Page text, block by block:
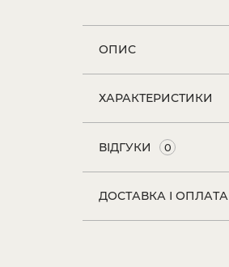
ОПИС
ХАРАКТЕРИСТИКИ
ВІДГУКИ 0
ДОСТАВКА І ОПЛАТА